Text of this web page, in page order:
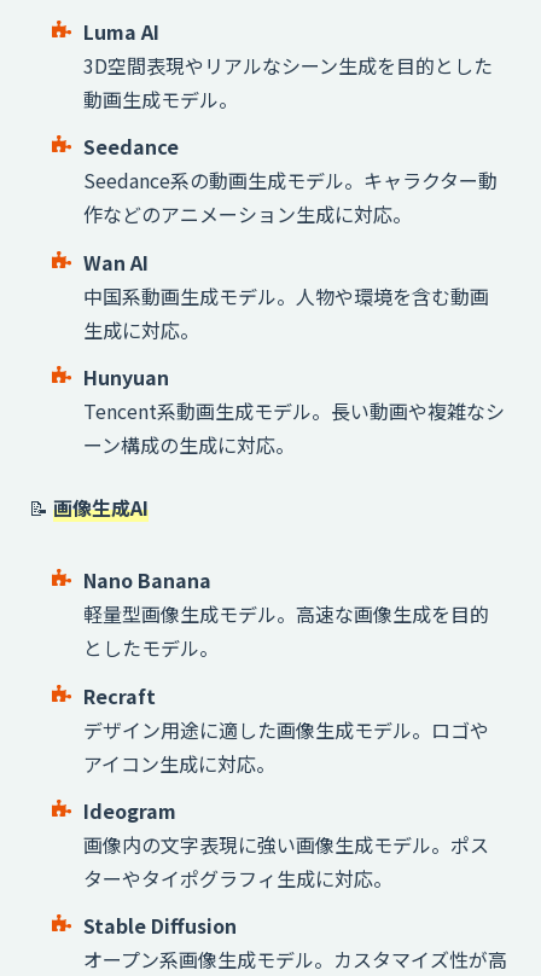
Luma AI
3D空間表現やリアルなシーン生成を目的とした
動画生成モデル。
Seedance
Seedance系の動画生成モデル。キャラクター動
作などのアニメーション生成に対応。
Wan AI
中国系動画生成モデル。人物や環境を含む動画
生成に対応。
Hunyuan
Tencent系動画生成モデル。長い動画や複雑なシ
ーン構成の生成に対応。
📝 画像生成AI
Nano Banana
軽量型画像生成モデル。高速な画像生成を目的
としたモデル。
Recraft
デザイン用途に適した画像生成モデル。ロゴや
アイコン生成に対応。
Ideogram
画像内の文字表現に強い画像生成モデル。ポス
ターやタイポグラフィ生成に対応。
Stable Diffusion
オープン系画像生成モデル。カスタマイズ性が高